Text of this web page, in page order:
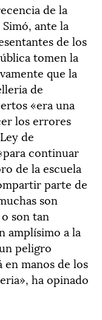
de la
ante la
de los
tomen la
que la
de
«era una
los errores
de
continuar
de la escuela
parte de
son
son tan
amplísimo a la
peligro
manos de los
ha opinado